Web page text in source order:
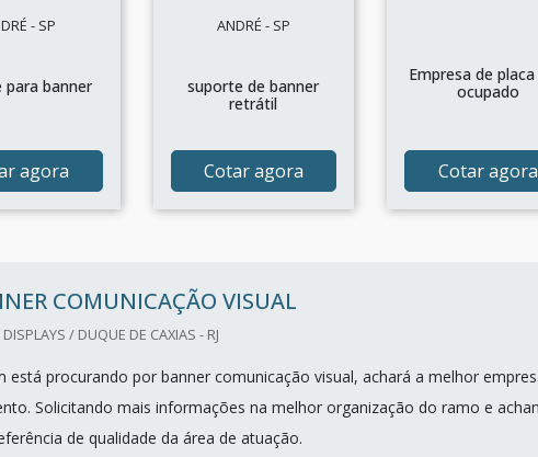
- SP
para banner
agora
ANDRÉ - SP
suporte de banner
retrátil
Cotar agora
Empresa de placa
ocupado
Cotar agora
COMUNICAÇÃO VISUAL
/ DUQUE DE CAXIAS - RJ
está procurando por banner comunicação visual, achará a melhor
Solicitando mais informações na melhor organização do ramo e
de qualidade da área de atuação.